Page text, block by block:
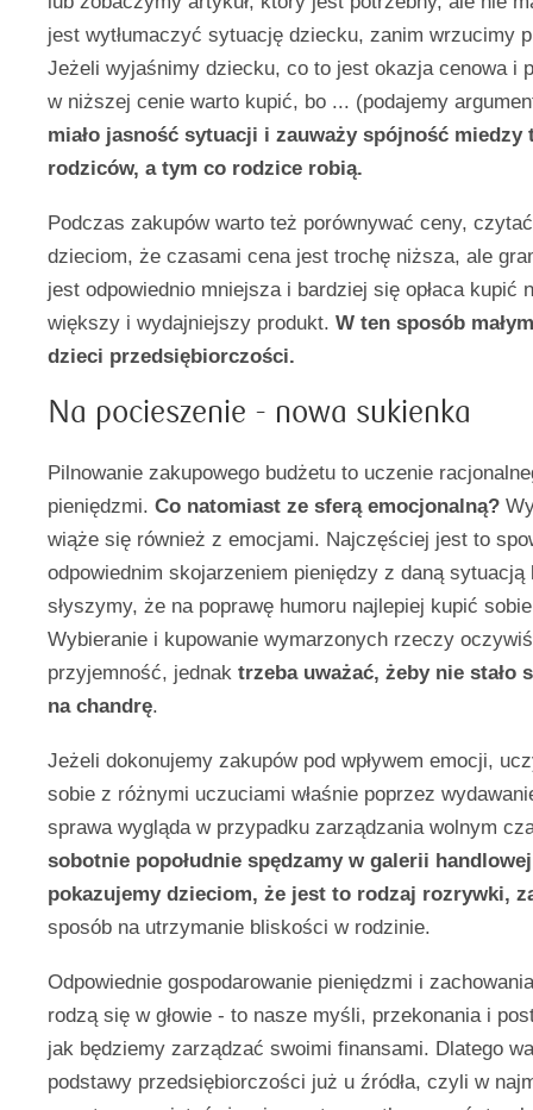
jest wytłumaczyć sytuację dziecku, zanim wrzucimy
Jeżeli wyjaśnimy dziecku, co to jest okazja cenowa i
w niższej cenie warto kupić, bo ... (podajemy
miało jasność sytuacji i zauważy spójność miedzy
rodziców, a tym co rodzice robią.
Podczas zakupów warto też porównywać ceny,
dzieciom, że czasami cena jest trochę niższa, ale
jest odpowiednio mniejsza i bardziej się opłaca kupić
większy i wydajniejszy produkt. W ten sposób
dzieci przedsiębiorczości.
Na pocieszenie - nowa sukienka
Pilnowanie zakupowego budżetu to uczenie
pieniędzmi. Co natomiast ze sferą emocjonalną?
wiąże się również z emocjami. Najczęściej jest to
odpowiednim skojarzeniem pieniędzy z daną
słyszymy, że na poprawę humoru najlepiej kupić
Wybieranie i kupowanie wymarzonych rzeczy
przyjemność, jednak trzeba uważać, żeby nie stało
na chandrę.
Jeżeli dokonujemy zakupów pod wpływem emocji,
sobie z różnymi uczuciami właśnie poprzez
sprawa wygląda w przypadku zarządzania wolnym
sobotnie popołudnie spędzamy w galerii
pokazujemy dzieciom, że jest to rodzaj rozrywki,
sposób na utrzymanie bliskości w rodzinie.
Odpowiednie gospodarowanie pieniędzmi i
rodzą się w głowie - to nasze myśli, przekonania i
jak będziemy zarządzać swoimi finansami. Dlatego
podstawy przedsiębiorczości już u źródła, czyli w